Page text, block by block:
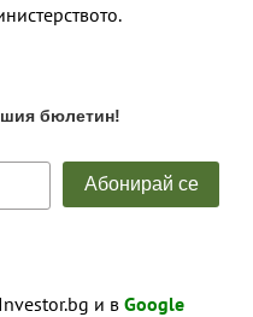
и в Google